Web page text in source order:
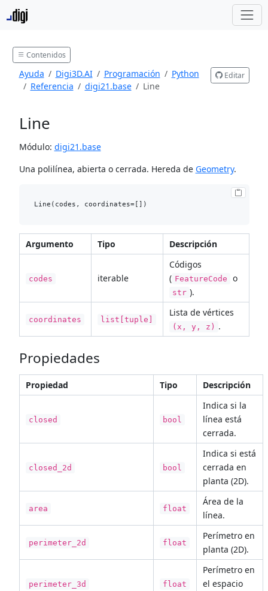
Contenidos
Ayuda Digi3D.AI Programación
Python
Referencia
digi21.base Line
Editar
Line
Módulo: digi21.base
Una polilínea, abierta o cerrada. Hereda de Geometry.
Argumento Tipo Descripción
codes iterable
Códigos
( FeatureCode o
str ).
coordinates list[tuple]
Lista de vértices
(x, y, z) .
Propiedades
Propiedad Tipo Descripción
closed bool
Indica si la
línea está
cerrada.
closed_2d bool
Indica si está
cerrada en
planta (2D).
area float
Área de la
línea.
perimeter_2d float
Perímetro en
planta (2D).
perimeter_3d float
Perímetro en
el espacio